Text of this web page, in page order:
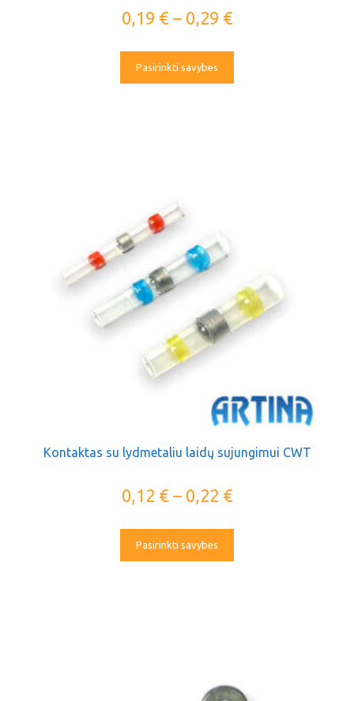
0,19 €– 0,29 €
Pasirinkti savybes
Kontaktas su lydmetaliu laidų sujungimui CWT
0,12 €– 0,22 €
Pasirinkti savybes